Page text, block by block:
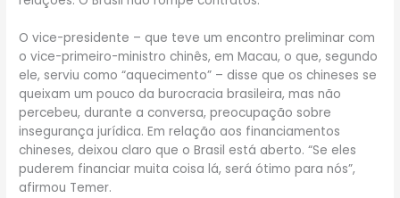
O vice-presidente – que teve um encontro preliminar com
o vice-primeiro-ministro chinês, em Macau, o que, segundo
ele, serviu como “aquecimento” – disse que os chineses se
queixam um pouco da burocracia brasileira, mas não
percebeu, durante a conversa, preocupação sobre
insegurança jurídica. Em relação aos financiamentos
chineses, deixou claro que o Brasil está aberto. “Se eles
puderem financiar muita coisa lá, será ótimo para nós”,
afirmou Temer.